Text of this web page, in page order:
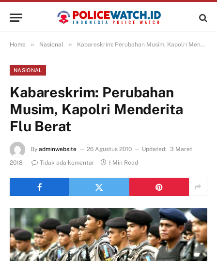
Home » Nasional » Kabareskrim: Perubahan Musim, Kapolri Menderita Flu Berat
NASIONAL
Kabareskrim: Perubahan
Musim, Kapolri Menderita
Flu Berat
By adminwebsite 26 Agustus 2010 Updated: 3 Maret
2018
Tidak ada komentar 1 Min Read